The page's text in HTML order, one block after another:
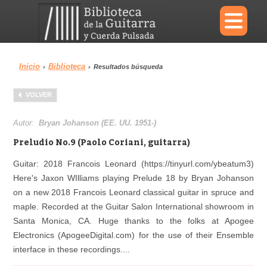
×
Menu
Biblioteca
Área personal Reproductor
Inicio › Biblioteca › Resultados búsqueda
VOLVER
Autor:Bryan Johanson (EE. UU. 1951-)
Preludio No.9 (Paolo Coriani, guitarra)
Guitar: 2018 Francois Leonard (https://tinyurl.com/ybeatum3)
Here's Jaxon WIlliams playing Prelude 18 by Bryan Johanson
on a new 2018 Francois Leonard classical guitar in spruce and
maple. Recorded at the Guitar Salon International showroom in
Santa Monica, CA. Huge thanks to the folks at Apogee
Electronics (ApogeeDigital.com) for the use of their Ensemble
interface in these recordings....